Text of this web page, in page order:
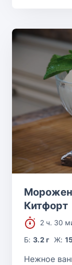
Китфорт
2 ч. 30
Б:3.2 г Ж:
Нежное